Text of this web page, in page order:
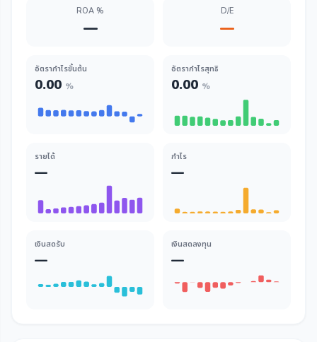
ROA %
—
D/E
—
อัตรากำไรขั้นต้น
0.00 %
อัตรากำไรสุทธิ
0.00 %
รายได้
—
กำไร
—
เงินสดรับ
—
เงินสดลงทุน
—